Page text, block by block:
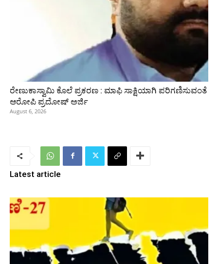
ರೇಣುಕಾಸ್ವಾಮಿ ಕೊಲೆ ಪ್ರಕರಣ : ಮಾಫಿ ಸಾಕ್ಷಿಯಾಗಿ ಪರಿಗಣಿಸುವಂತೆ
ಆರೋಪಿ ಪ್ರದೋಷ್‌ ಅರ್ಜಿ
August 6, 2026
Latest article